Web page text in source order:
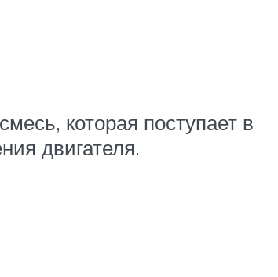
которая поступает в
двигателя.